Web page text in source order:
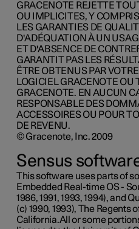
GRACENOTE REJETTE
OU IMPLICITES, Y
LES GARANTIES DE
D'ADÉQUATION À UN
ET D'ABSENCE DE
GARANTIT PAS LES
ÊTRE OBTENUS PAR
LOGICIEL GRACENOTE OU
GRACENOTE. EN AUCUN
RESPONSABLE DES
ACCESSOIRES OU POUR
DE REVENU.
© Gracenote, Inc. 2009
Sensus
This software uses parts of
Embedded Real-time OS -
1986, 1991, 1993, 1994), and
(c) 1990, 1993), The Regents
California.All or some